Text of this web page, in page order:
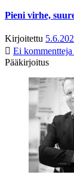
Pieni virhe,
Kirjoitettu
Ei kommentteja
Pääkirjoitus